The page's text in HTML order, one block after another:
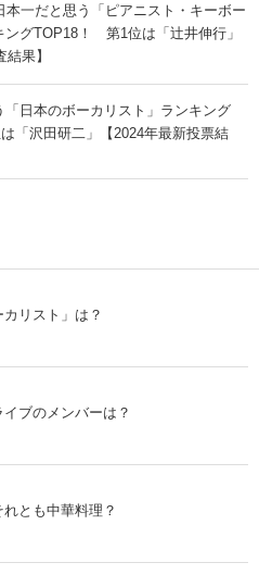
本一だと思う「ピアニスト・キーボー
ングTOP18！ 第1位は「辻井伸行」
結果】
「日本のボーカリスト」ランキング
「沢田研二」【2024年最新投票結
リスト」は？
ブのメンバーは？
とも中華料理？